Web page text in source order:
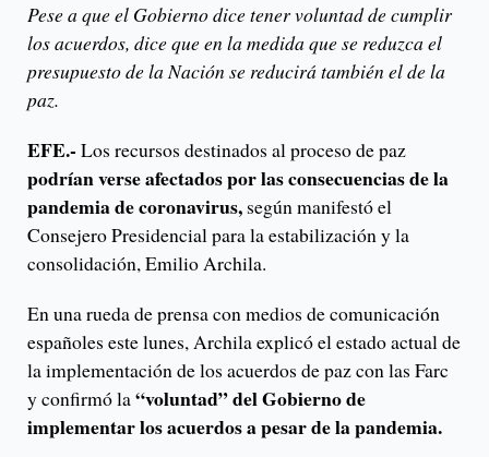
Pese a que el Gobierno dice tener voluntad de cumplir
los acuerdos, dice que en la medida que se reduzca el
presupuesto de la Nación se reducirá también el de la
paz.
EFE.- Los recursos destinados al proceso de paz
podrían verse afectados por las consecuencias de la
pandemia de coronavirus, según manifestó el
Consejero Presidencial para la estabilización y la
consolidación, Emilio Archila.
En una rueda de prensa con medios de comunicación
españoles este lunes, Archila explicó el estado actual de
la implementación de los acuerdos de paz con las Farc
y confirmó la“voluntad” del Gobierno de
implementar los acuerdos a pesar de la pandemia.